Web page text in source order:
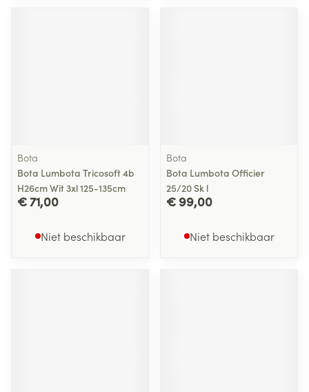
Bota
Bota Lumbota Tricosoft 4b
H26cm Wit 3xl 125-135cm
€ 71,00
Niet beschikbaar
Bota
Bota Lumbota Officier
25/20 Sk l
€ 99,00
Niet beschikbaar